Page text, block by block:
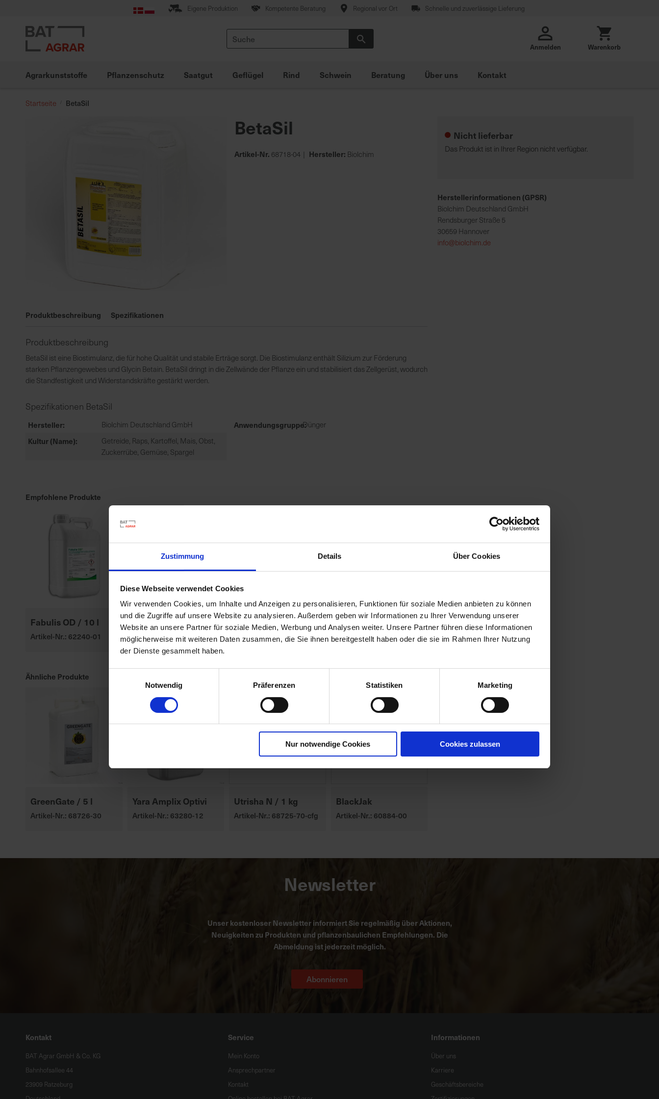
Zustimmung Details Über Cookies
Diese Webseite verwendet Cookies
Wir verwenden Cookies, um Inhalte und Anzeigen zu personalisieren, Funktionen für soziale Medien anbieten zu können
und die Zugriffe auf unsere Website zu analysieren. Außerdem geben wir Informationen zu Ihrer Verwendung unserer
Website an unsere Partner für soziale Medien, Werbung und Analysen weiter. Unsere Partner führen diese Informationen
möglicherweise mit weiteren Daten zusammen, die Sie ihnen bereitgestellt haben oder die sie im Rahmen Ihrer Nutzung
der Dienste gesammelt haben.
Notwendig
Präferenzen Statistiken Marketing
Nur notwendige Cookies Cookies zulassen
springen
Eigene Produktion Kompetente Beratung Regional vor Ort Schnelle und zuverlässige Lieferung
Suche
Anmelden Warenkorb
Agrarkunststoffe Pflanzenschutz Saatgut Geflügel Rind Schwein Beratung Über uns Kontakt
Startseite BetaSil
der
springen
BetaSil
Artikel-Nr. 68718-04 Hersteller: Biolchim
Produktbeschreibung Spezifikationen
Produktbeschreibung
BetaSil ist eine Biostimulanz, die für hohe Qualität und stabile Erträge sorgt. Die Biostimulanz enthält Silizium zur Förderung
starken Pflanzengewebes und Glycin Betain. BetaSil dringt in die Zellwände der Pflanze ein und stabilisiert das Zellgerüst, wodurch
die Standfestigkeit und Widerstandskräfte gestärkt werden.
Spezifikationen BetaSil
Hersteller Biolchim Deutschland GmbH AnwendungsgruppeDünger
Kultur (Name)
Getreide, Raps, Kartoffel, Mais, Obst,
Zuckerrübe, Gemüse, Spargel
Empfohlene Produkte
Fabulis OD / 10 l
Artikel-Nr.: 62240-01
Ähnliche Produkte
GreenGate / 5 l
Artikel-Nr.: 68726-30
Yara Amplix Optivi
Artikel-Nr.: 63280-12
Utrisha N / 1 kg
Artikel-Nr.: 68725-70-cfg
BlackJak
Artikel-Nr.: 60884-00
Nicht lieferbar
Das Produkt ist in Ihrer Region nicht verfügbar.
Herstellerinformationen (GPSR)
Biolchim Deutschland GmbH
Rendsburger Straße 5
30659 Hannover
info@biolchim.de
Newsletter
Unser kostenloser Newsletter informiert Sie regelmäßig über Aktionen,
Neuigkeiten zu Produkten und pflanzenbaulichen Empfehlungen. Die
Abmeldung ist jederzeit möglich.
Abonnieren
Kontakt
BAT Agrar GmbH & Co. KG
Bahnhofsallee 44
23909 Ratzeburg
Service
Mein Konto
Ansprechpartner
Kontakt
Informationen
Über uns
Karriere
Geschäftsbereiche